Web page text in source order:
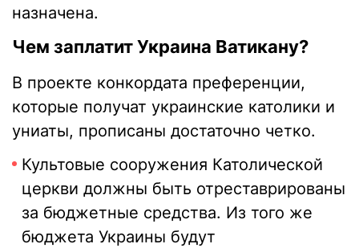
назначена.
Чем заплатит Украина Ватикану?
В проекте конкордата преференции,
которые получат украинские католики и
униаты, прописаны достаточно четко.
Культовые сооружения Католической
церкви должны быть отреставрированы
за бюджетные средства. Из того же
бюджета Украины будут